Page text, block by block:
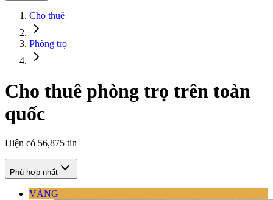
Cho thuê
Phòng trọ
Cho thuê phòng trọ trên toàn
quốc
Hiện có 56,875 tin
Phù hợp nhất
VÀNG